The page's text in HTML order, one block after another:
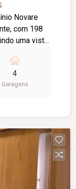
uma vista
todo
une
ambiente.
só lugar.
4
Garagens